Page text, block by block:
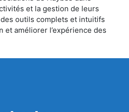
et la gestion de leurs
outils complets et intuitifs
et améliorer l’expérience des